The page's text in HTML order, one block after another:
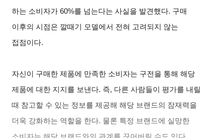
하는 소비자가 60%를 넘는다는 사실을 발견했다. 구매
이후의 시점은 깔때기 모델에서 전혀 고려되지 않는
접점이다.
자신이 구매한 제품에 만족한 소비자는 구전을 통해 해당
제품에 대한 지지를 보낸다. 즉, 다른 사람들이 평가를 내릴
때 참고할 수 있는 정보를 제공해 해당 브랜드의 잠재력을
더욱 강화하는 역할을 한다. 물론 특정 브랜드에 실망한
소비자는 해당 브랜드와의 관계를 끊어버릴 수도 있다.